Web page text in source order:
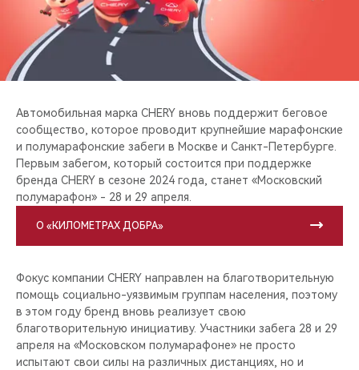
CHERY И СПОРТ
НАШИ МЕРОПРИЯТИЯ
ВИДЕООБЗОРЫ
CHERY ДЛЯ ДЕТЕЙ
Автомобильная марка CHERY вновь поддержит беговое
сообщество, которое проводит крупнейшие марафонские
и полумарафонские забеги в Москве и Санкт-Петербурге.
Первым забегом, который состоится при поддержке
бренда CHERY в сезоне 2024 года, станет «Московский
полумарафон» - 28 и 29 апреля.
О «КИЛОМЕТРАХ ДОБРА»
Фокус компании CHERY направлен на благотворительную
помощь социально-уязвимым группам населения, поэтому
в этом году бренд вновь реализует свою
благотворительную инициативу. Участники забега 28 и 29
апреля на «Московском полумарафоне» не просто
испытают свои силы на различных дистанциях, но и